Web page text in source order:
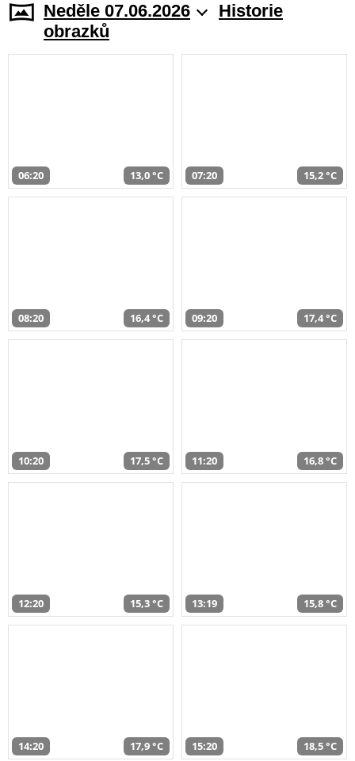
Neděle 07.06.2026
Historie
obrazků
06:20 13,0 °C 07:20 15,2 °C
08:20 16,4 °C 09:20 17,4 °C
10:20 17,5 °C 11:20 16,8 °C
12:20 15,3 °C 13:19 15,8 °C
14:20 17,9 °C 15:20 18,5 °C